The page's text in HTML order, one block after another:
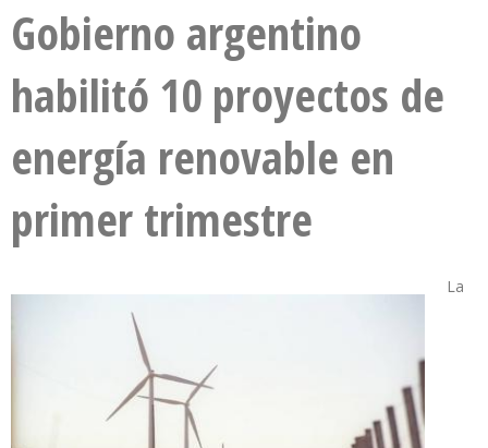
Gobierno argentino
habilitó 10 proyectos de
energía renovable en
primer trimestre
La